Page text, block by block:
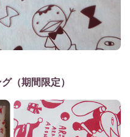
（期間限定）